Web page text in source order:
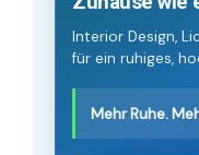
Interior Design,
für ein ruhiges,
Mehr Ruhe.